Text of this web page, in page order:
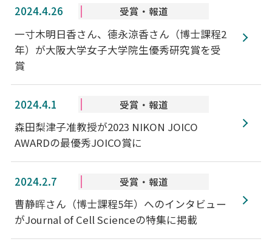
2024.4.26 受賞・報道
一寸木明日香さん、德永涼香さん（博士課程2
年）が大阪大学女子大学院生優秀研究賞を受
賞
2024.4.1 受賞・報道
森田梨津子准教授が2023 NIKON JOICO
AWARDの最優秀JOICO賞に
2024.2.7 受賞・報道
曹静晖さん（博士課程5年）へのインタビュー
がJournal of Cell Scienceの特集に掲載